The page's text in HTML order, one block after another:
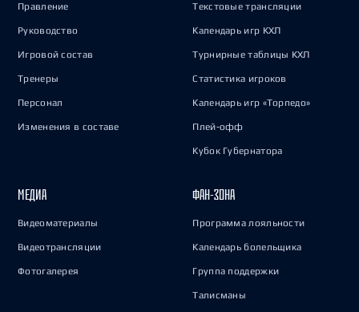
Правление
Руководство
Игровой состав
Тренеры
Персонал
Изменения в составе
Текстовые трансляции
Календарь игр КХЛ
Турнирные таблицы КХЛ
Статистика игроков
Календарь игр «Торпедо»
Плей-офф
Кубок Губернатора
МЕДИА
Видеоматериалы
Видеотрансляции
Фотогалерея
ФАН-ЗОНА
Программа лояльности
Календарь болельщика
Группа поддержки
Талисманы